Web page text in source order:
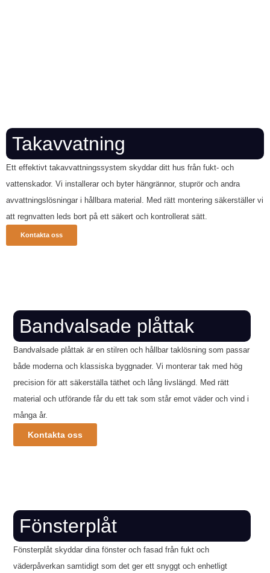
Takavvatning
Ett effektivt takavvattningssystem skyddar ditt hus från fukt- och
vattenskador. Vi installerar och byter hängrännor, stuprör och andra
avvattningslösningar i hållbara material. Med rätt montering säkerställer vi
att regnvatten leds bort på ett säkert och kontrollerat sätt.
Kontakta oss
Bandvalsade plåttak
Bandvalsade plåttak är en stilren och hållbar taklösning som passar
både moderna och klassiska byggnader. Vi monterar tak med hög
precision för att säkerställa täthet och lång livslängd. Med rätt
material och utförande får du ett tak som står emot väder och vind i
många år.
Kontakta oss
Fönsterplåt
Fönsterplåt skyddar dina fönster och fasad från fukt och
väderpåverkan samtidigt som det ger ett snyggt och enhetligt